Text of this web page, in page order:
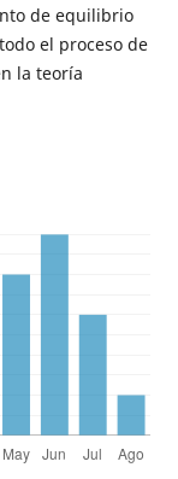
de equilibrio
el proceso de
la teoría